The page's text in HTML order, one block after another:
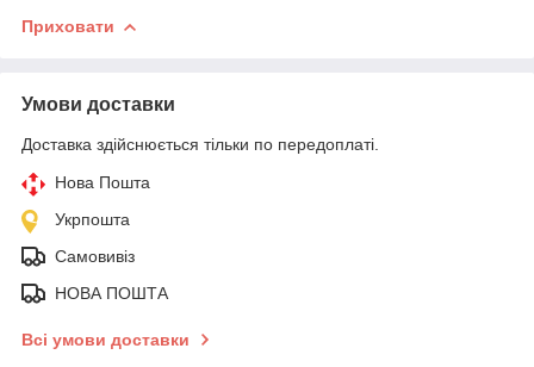
Приховати
Умови доставки
Доставка здійснюється тільки по передоплаті.
Нова Пошта
Укрпошта
Самовивіз
НОВА ПОШТА
Всі умови доставки